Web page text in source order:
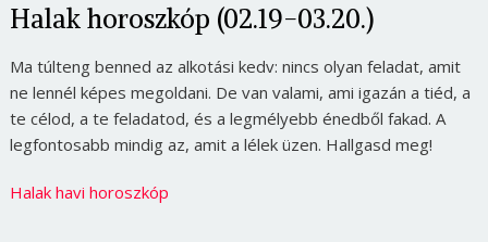
Halak horoszkóp (02.19-03.20.)
Ma túlteng benned az alkotási kedv: nincs olyan feladat, amit
ne lennél képes megoldani. De van valami, ami igazán a tiéd, a
te célod, a te feladatod, és a legmélyebb énedből fakad. A
legfontosabb mindig az, amit a lélek üzen. Hallgasd meg!
Halak havi horoszkóp